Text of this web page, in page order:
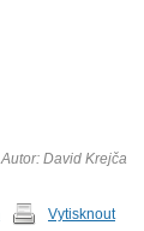
Autor: David Krejča
Vytisknout